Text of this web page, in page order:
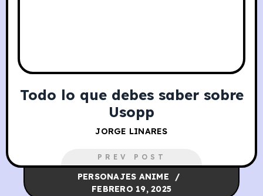
Todo lo que debes saber sobre
Usopp
JORGE LINARES
PREV POST
PERSONAJES ANIME
FEBRERO 19, 2025